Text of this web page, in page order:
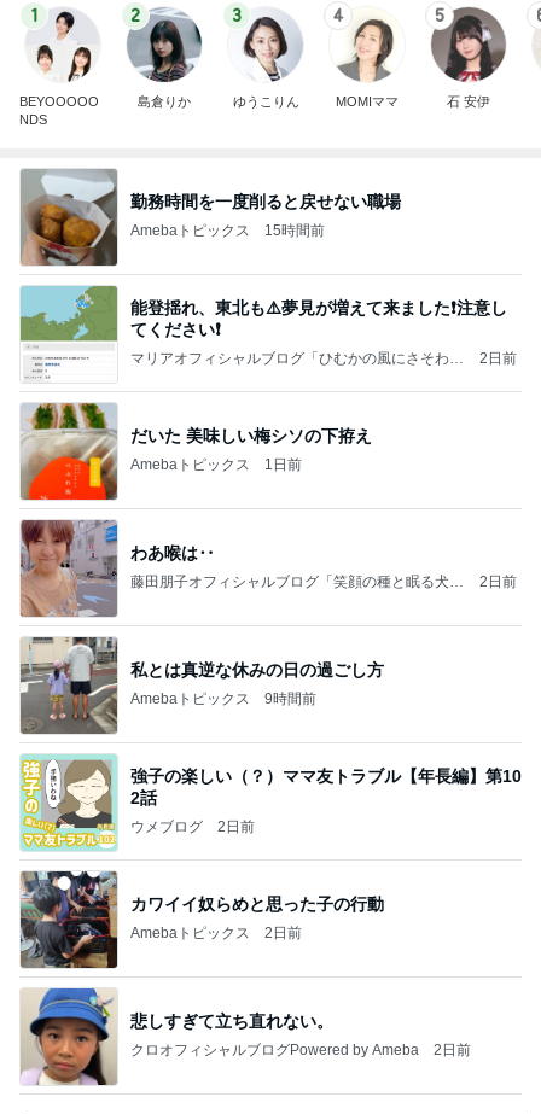
1
BEYOOOOO
NDS
2
島倉りか
3
ゆうこりん
4
MOMIママ
5
石 安伊
勤務時間を一度削ると戻せない職場
Amebaトピックス 15時間前
能登揺れ、東北も⚠️夢見が増えて来ました❗️注意し
てください❗️
マリアオフィシャルブログ「ひむかの風にさそわれ
2日前
だいた 美味しい梅シソの下拵え
Amebaトピックス 1日前
わあ喉は‥
藤田朋子オフィシャルブログ「笑顔の種と眠る犬」
2日前
私とは真逆な休みの日の過ごし方
Amebaトピックス 9時間前
強子の楽しい（？）ママ友トラブル【年長編】第10
2話
ウメブログ 2日前
カワイイ奴らめと思った子の行動
Amebaトピックス 2日前
悲しすぎて立ち直れない。
クロオフィシャルブログPowered by Ameba 2日前